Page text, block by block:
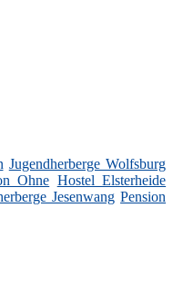
Jugendherberge Wolfsburg
Ohne Hostel Elsterheide
Jesenwang Pension